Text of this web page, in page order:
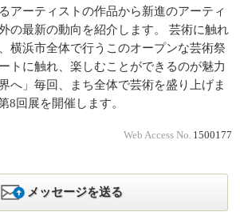
アーティストの作品から新進のアーティ
の最新の動向を紹介します。 芸術に触れ
横浜市全体で行うこのオープンな芸術祭
トに触れ、楽しむことができるのが魅力
へ」毎回、まち全体で芸術を盛り上げま
8回展を開催します。
Web Access No. 1500177
メッセージを送る